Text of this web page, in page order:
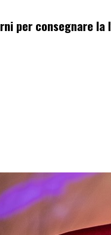
per consegnare la